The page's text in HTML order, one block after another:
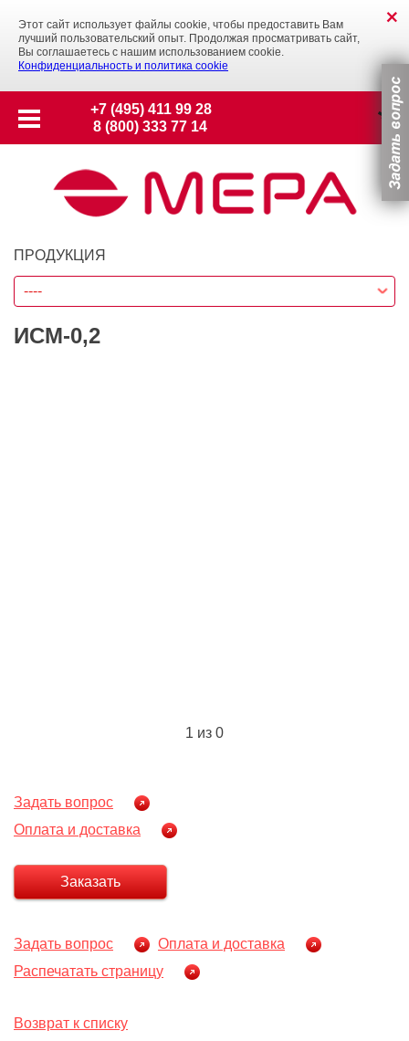
Этот сайт использует файлы cookie, чтобы предоставить Вам
лучший пользовательский опыт. Продолжая просматривать сайт,
Вы соглашаетесь с нашим использованием cookie.
Конфиденциальность и политика cookie
+7 (495) 411 99 28
8 (800) 333 77 14
ПРОДУКЦИЯ
----
ИСМ-0,2
1 из 0
Задать вопрос
Оплата и доставка
Заказать
Задать вопрос
Оплата и доставка
Распечатать страницу
Возврат к списку